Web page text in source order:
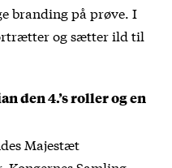
branding på prøve. I
og sætter ild til
den 4.’s roller og en
Majestæt